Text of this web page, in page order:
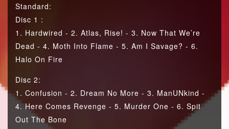
Standard:
Disc 1 :
1. Hardwired - 2. Atlas, Rise! - 3. Now That We’re
Dead - 4. Moth Into Flame - 5. Am I Savage? - 6.
Halo On Fire
Disc 2:
1. Confusion - 2. Dream No More - 3. ManUNkind -
4. Here Comes Revenge - 5. Murder One - 6. Spit
Out The Bone